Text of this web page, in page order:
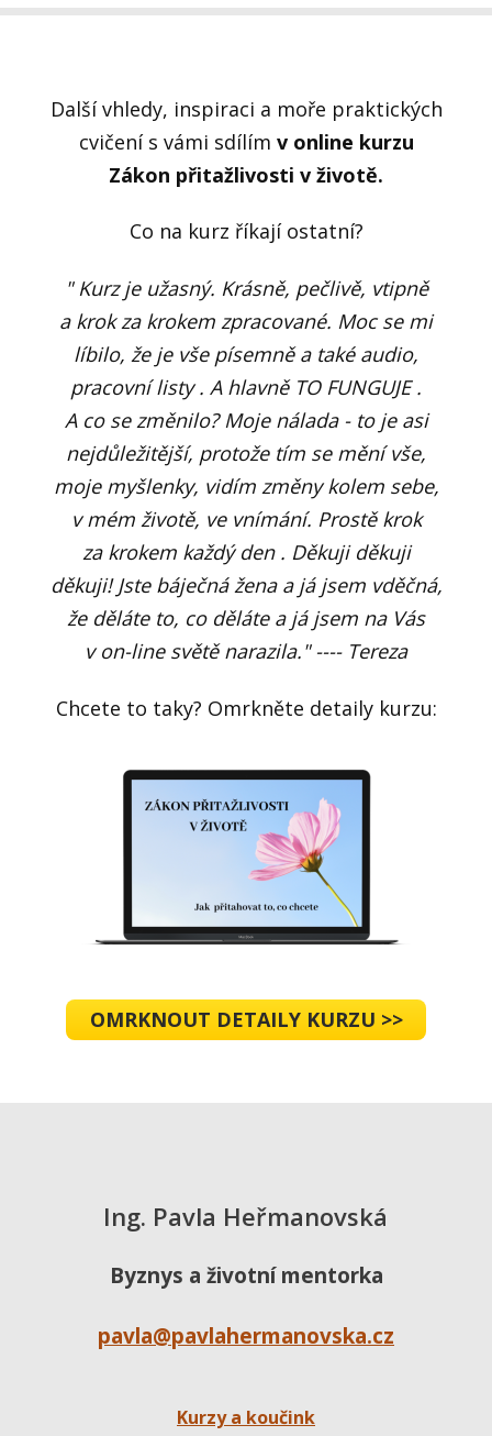
Další vhledy, inspiraci a moře praktických
cvičení s vámi sdílím v online kurzu
Zákon přitažlivosti v životě.
Co na kurz říkají ostatní?
" Kurz je užasný. Krásně, pečlivě, vtipně
a krok za krokem zpracované. Moc se mi
líbilo, že je vše písemně a také audio,
pracovní listy . A hlavně TO FUNGUJE .
A co se změnilo? Moje nálada - to je asi
nejdůležitější, protože tím se mění vše,
moje myšlenky, vidím změny kolem sebe,
v mém životě, ve vnímání. Prostě krok
za krokem každý den . Děkuji děkuji
děkuji! Jste báječná žena a já jsem vděčná,
že děláte to, co děláte a já jsem na Vás
v on-line světě narazila." ---- Tereza
Chcete to taky? Omrkněte detaily kurzu:
OMRKNOUT DETAILY KURZU >>
Ing. Pavla Heřmanovská
Byznys a životní mentorka
pavla@pavlahermanovska.cz
Kurzy a koučink